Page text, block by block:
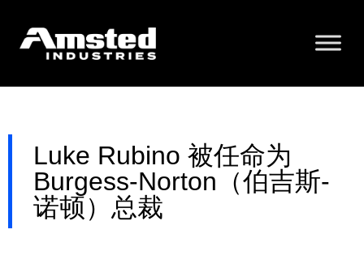
Luke Rubino 被任命为
Burgess-Norton（伯吉斯-
诺顿）总裁